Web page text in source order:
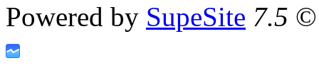
Powered by SupeSite 7.5 ©